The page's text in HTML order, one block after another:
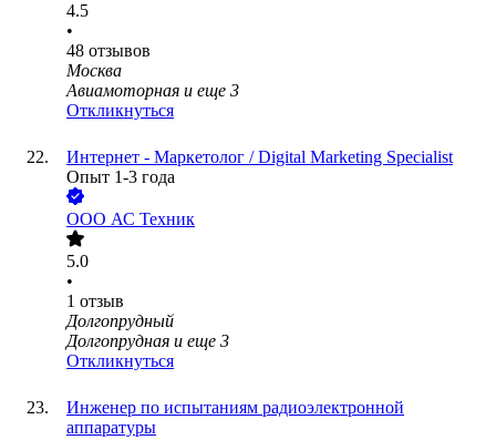
4.5
•
48 отзывов
Москва
Авиамоторная и еще 3
Откликнуться
Интернет - Маркетолог / Digital Marketing Specialist
Опыт 1-3 года
ООО АС Техник
5.0
•
1 отзыв
Долгопрудный
Долгопрудная и еще 3
Откликнуться
Инженер по испытаниям радиоэлектронной
аппаратуры